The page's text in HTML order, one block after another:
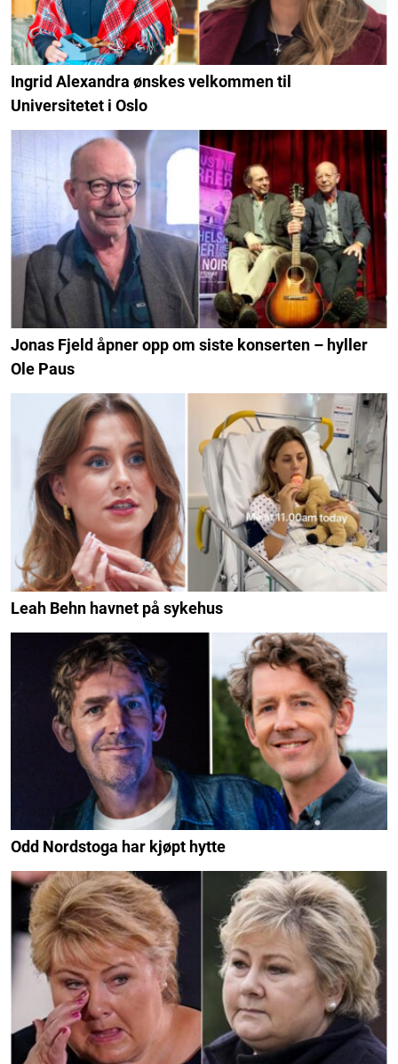
Ingrid Alexandra ønskes velkommen til
Universitetet i Oslo
Jonas Fjeld åpner opp om siste konserten – hyller
Ole Paus
Leah Behn havnet på sykehus
Odd Nordstoga har kjøpt hytte